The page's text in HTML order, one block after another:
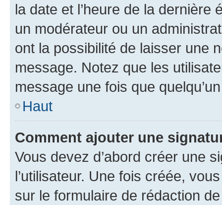
la date et l’heure de la dernière
un modérateur ou un
ont la possibilité de laisser une
message. Notez que les
message une fois que
Haut
Comment ajouter une
Vous devez d’abord créer une
l’utilisateur. Une fois créée,
sur le formulaire de rédaction